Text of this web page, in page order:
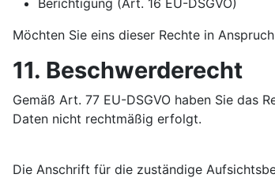
Möchten Sie eins dieser Rechte in
11. Beschwerderecht
Gemäß Art. 77 EU-DSGVO haben Sie das
Daten nicht rechtmäßig erfolgt.
Die Anschrift für die zuständige